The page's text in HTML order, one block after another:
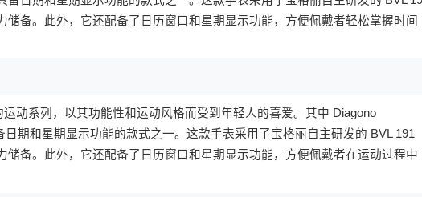
储备。此外，它还配备了日历窗口和星期显示功能，方便佩戴者轻松掌握时间
动系列，以其功能性和运动风格而受到年轻人的喜爱。其中 Diagono
期和星期显示功能的款式之一。这款手表采用了宝格丽自主研发的 BVL 191
储备。此外，它还配备了日历窗口和星期显示功能，方便佩戴者在运动过程中